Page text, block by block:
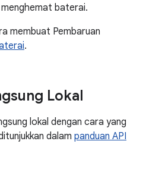
menghemat baterai.
membuat Pembaruan
.
Lokal
lokal dengan cara yang
dalam panduan API